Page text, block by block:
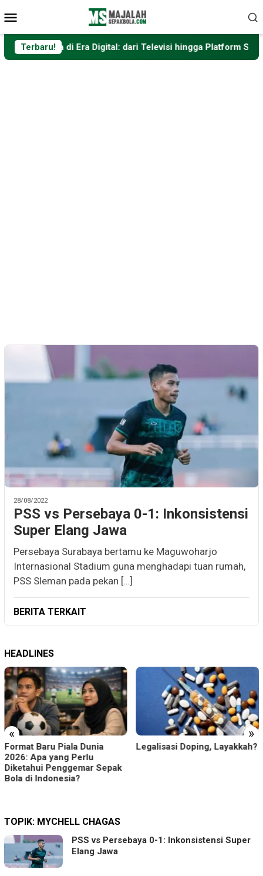
ke
kontenMobile
Terbaru!
di Era Digital: dari Televisi hingga Platform Streaming
28/08/2022
PSS vs Persebaya 0-1: Inkonsistensi
Super Elang Jawa
Persebaya Surabaya bertamu ke Maguwoharjo
Internasional Stadium guna menghadapi tuan rumah,
PSS Sleman pada pekan […]
BERITA TERKAIT
HEADLINES
« »
Format Baru Piala Dunia
2026: Apa yang Perlu
Diketahui Penggemar Sepak
Bola di Indonesia?
Legalisasi Doping, Layakkah?
TOPIK: MYCHELL CHAGAS
PSS vs Persebaya 0-1: Inkonsistensi Super
Elang Jawa